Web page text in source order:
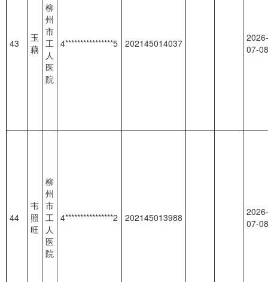
43
玉
藕
柳
州
市
工
人
医
院
4****************5 202145014037
2026-
07-08
44
韦
照
旺
柳
州
市
工
人
医
院
4****************2 202145013988
2026-
07-08